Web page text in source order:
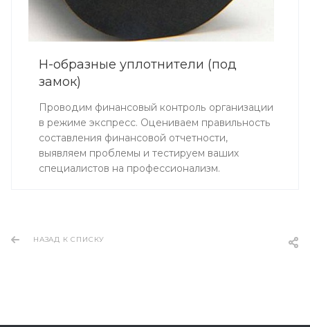
Н-образные уплотнители (под
замок)
Проводим финансовый контроль организации
в режиме экспресс. Оцениваем правильность
составления финансовой отчетности,
выявляем проблемы и тестируем ваших
специалистов на профессионализм.
НАЗАД К СПИСКУ